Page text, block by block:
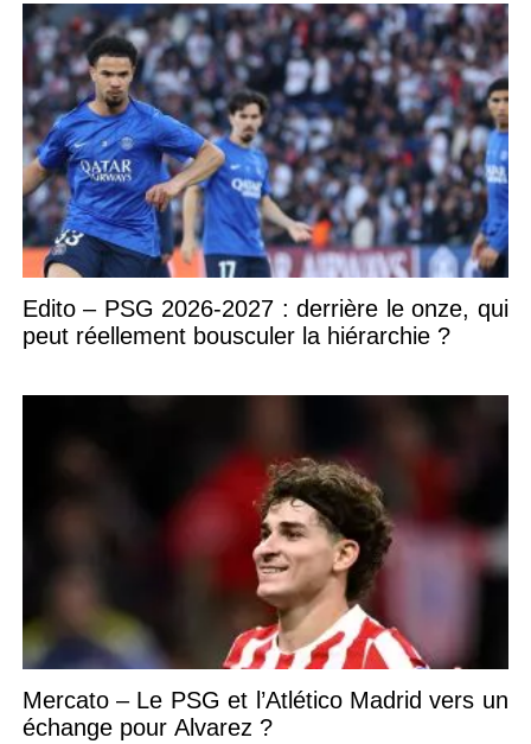
Edito – PSG 2026-2027 : derrière le onze, qui
peut réellement bousculer la hiérarchie ?
Mercato – Le PSG et l’Atlético Madrid vers un
échange pour Alvarez ?